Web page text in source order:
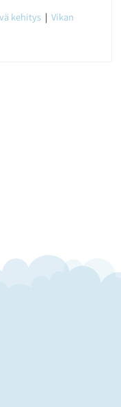
kehitys | Vikan